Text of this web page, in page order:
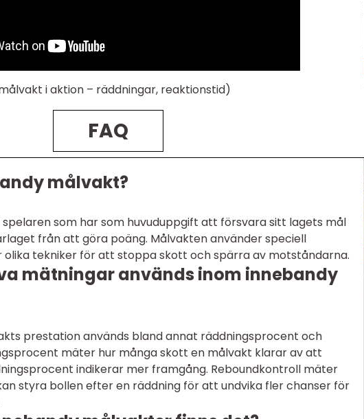
i aktion – räddningar, reaktionstid)
FAQ
målvakt?
som har som huvuduppgift att försvara sitt lagets mål
från att göra poäng. Målvakten använder speciell
olika tekniker för att stoppa skott och spärra av motståndarna.
mätningar används inom innebandy
prestation används bland annat räddningsprocent och
mäter hur många skott en målvakt klarar av att
indikerar mer framgång. Reboundkontroll mäter
styra bollen efter en räddning för att undvika fler chanser för